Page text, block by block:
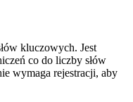
kluczowych. Jest
co do liczby słów
wymaga rejestracji, aby